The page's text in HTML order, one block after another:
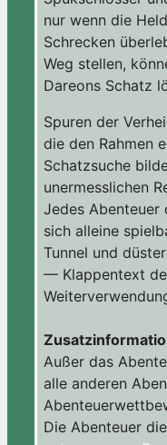
nur wenn die
Schrecken
Weg stellen,
Dareons Schatz
Spuren der
die den Rahmen
Schatzsuche
unermesslichen
Jedes Abenteuer
sich alleine
Tunnel und
— Klappentext
Außer das
alle anderen
Die Abenteuer